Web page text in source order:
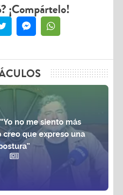
¡Compártelo!
no me siento más
creo que expreso una